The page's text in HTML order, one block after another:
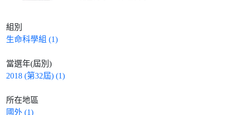
組別
生命科學組 (1)
當選年(屆別)
2018 (第32屆) (1)
所在地區
國外 (1)